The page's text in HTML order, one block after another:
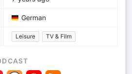
German
Leisure TV & Film